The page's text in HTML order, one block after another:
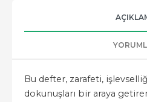
Bu defter, zarafeti,
dokunuşları bir araya